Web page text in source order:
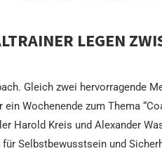
LEGEN
Gleich zwei hervorragende
Wochenende zum Thema
Harold Kreis und Alexander
Selbstbewusstsein und